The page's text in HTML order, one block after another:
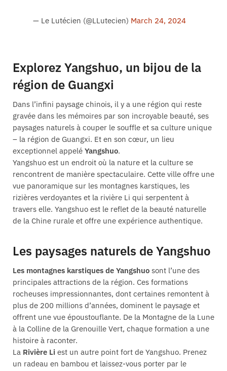
— Le Lutécien (@LLutecien) March 24, 2024
Explorez Yangshuo, un bijou de la
région de Guangxi
Dans l’infini paysage chinois, il y a une région qui reste
gravée dans les mémoires par son incroyable beauté, ses
paysages naturels à couper le souffle et sa culture unique
– la région de Guangxi. Et en son cœur, un lieu
exceptionnel appelé Yangshuo.
Yangshuo est un endroit où la nature et la culture se
rencontrent de manière spectaculaire. Cette ville offre une
vue panoramique sur les montagnes karstiques, les
rizières verdoyantes et la rivière Li qui serpentent à
travers elle. Yangshuo est le reflet de la beauté naturelle
de la Chine rurale et offre une expérience authentique.
Les paysages naturels de Yangshuo
Les montagnes karstiques de Yangshuo sont l’une des
principales attractions de la région. Ces formations
rocheuses impressionnantes, dont certaines remontent à
plus de 200 millions d’années, dominent le paysage et
offrent une vue époustouflante. De la Montagne de la Lune
à la Colline de la Grenouille Vert, chaque formation a une
histoire à raconter.
La Rivière Li est un autre point fort de Yangshuo. Prenez
un radeau en bambou et laissez-vous porter par le